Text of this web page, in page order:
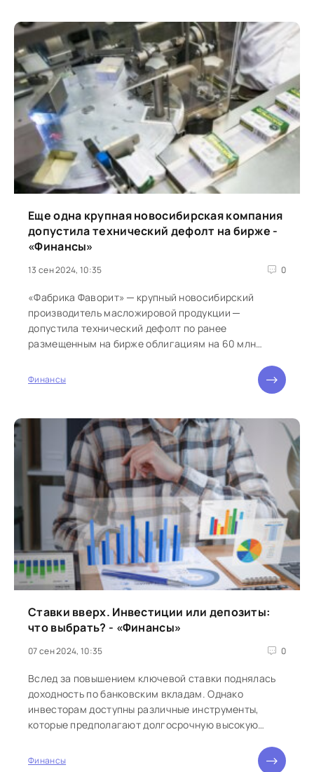
Еще одна крупная новосибирская компания
допустила технический дефолт на бирже -
«Финансы»
13 сен 2024, 10:35 0
«Фабрика Фаворит» ─ крупный новосибирский
производитель масложировой продукции ─
допустила технический дефолт по ранее
размещенным на бирже облигациям на 60 млн
Финансы
Ставки вверх. Инвестиции или депозиты:
что выбрать? - «Финансы»
07 сен 2024, 10:35 0
Вслед за повышением ключевой ставки поднялась
доходность по банковским вкладам. Однако
инвесторам доступны различные инструменты,
которые предполагают долгосрочную высокую
Финансы